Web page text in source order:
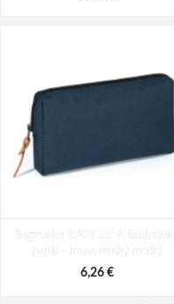
Bagmaster EASY 22 A študentský
penál - tmavomodrý modrý
6,26 €